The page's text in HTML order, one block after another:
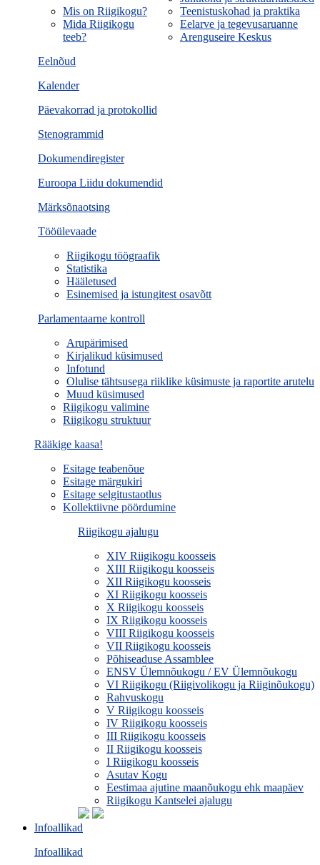
Teenistuskohad ja praktika
Eelarve ja tegevusaruanne
Arenguseire Keskus
Eelnõud
Kalender
Päevakorrad ja protokollid
Stenogrammid
Dokumendiregister
Euroopa Liidu dokumendid
Märksõnaotsing
Tööülevaade
Riigikogu töögraafik
Statistika
Hääletused
Esinemised ja istungitest osavõtt
Parlamentaarne kontroll
Arupärimised
Kirjalikud küsimused
Infotund
Olulise tähtsusega riiklike küsimuste ja raportite arutelu
Muud küsimused
Mis on Riigikogu?
Mida Riigikogu
teeb?
Riigikogu valimine
Riigikogu struktuur
Rääkige kaasa!
Esitage teabenõue
Esitage märgukiri
Esitage selgitustaotlus
Kollektiivne pöördumine
Riigikogu ajalugu
XIV Riigikogu koosseis
XIII Riigikogu koosseis
XII Riigikogu koosseis
XI Riigikogu koosseis
X Riigikogu koosseis
IX Riigikogu koosseis
VIII Riigikogu koosseis
VII Riigikogu koosseis
Põhiseaduse Assamblee
ENSV Ülemnõukogu / EV Ülemnõukogu
VI Riigikogu (Riigivolikogu ja Riiginõukogu)
Rahvuskogu
V Riigikogu koosseis
IV Riigikogu koosseis
III Riigikogu koosseis
II Riigikogu koosseis
I Riigikogu koosseis
Asutav Kogu
Eestimaa ajutine maanõukogu ehk maapäev
Riigikogu Kantselei ajalugu
Infoallikad
Infoallikad